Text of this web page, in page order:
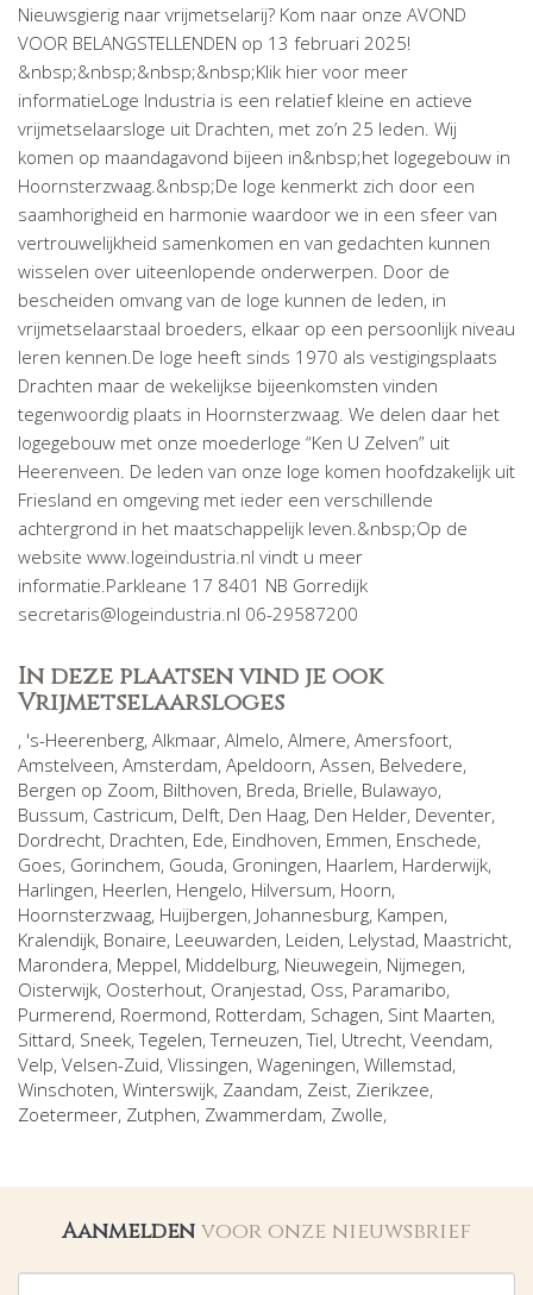
Nieuwsgierig naar vrijmetselarij? Kom naar onze AVOND
VOOR BELANGSTELLENDEN op 13 februari 2025!
&nbsp;&nbsp;&nbsp;&nbsp;Klik hier voor meer
informatieLoge Industria is een relatief kleine en actieve
vrijmetselaarsloge uit Drachten, met zo’n 25 leden. Wij
komen op maandagavond bijeen in&nbsp;het logegebouw in
Hoornsterzwaag.&nbsp;De loge kenmerkt zich door een
saamhorigheid en harmonie waardoor we in een sfeer van
vertrouwelijkheid samenkomen en van gedachten kunnen
wisselen over uiteenlopende onderwerpen. Door de
bescheiden omvang van de loge kunnen de leden, in
vrijmetselaarstaal broeders, elkaar op een persoonlijk niveau
leren kennen.De loge heeft sinds 1970 als vestigingsplaats
Drachten maar de wekelijkse bijeenkomsten vinden
tegenwoordig plaats in Hoornsterzwaag. We delen daar het
logegebouw met onze moederloge “Ken U Zelven” uit
Heerenveen. De leden van onze loge komen hoofdzakelijk uit
Friesland en omgeving met ieder een verschillende
achtergrond in het maatschappelijk leven.&nbsp;Op de
website www.logeindustria.nl vindt u meer
informatie.Parkleane 17 8401 NB Gorredijk
secretaris@logeindustria.nl 06-29587200
In deze plaatsen vind je ook
Vrijmetselaarsloges
, 's-Heerenberg, Alkmaar, Almelo, Almere, Amersfoort,
Amstelveen, Amsterdam, Apeldoorn, Assen, Belvedere,
Bergen op Zoom, Bilthoven, Breda, Brielle, Bulawayo,
Bussum, Castricum, Delft, Den Haag, Den Helder, Deventer,
Dordrecht, Drachten, Ede, Eindhoven, Emmen, Enschede,
Goes, Gorinchem, Gouda, Groningen, Haarlem, Harderwijk,
Harlingen, Heerlen, Hengelo, Hilversum, Hoorn,
Hoornsterzwaag, Huijbergen, Johannesburg, Kampen,
Kralendijk, Bonaire, Leeuwarden, Leiden, Lelystad, Maastricht,
Marondera, Meppel, Middelburg, Nieuwegein, Nijmegen,
Oisterwijk, Oosterhout, Oranjestad, Oss, Paramaribo,
Purmerend, Roermond, Rotterdam, Schagen, Sint Maarten,
Sittard, Sneek,Tegelen,Terneuzen,Tiel, Utrecht, Veendam,
Velp, Velsen-Zuid, Vlissingen, Wageningen, Willemstad,
Winschoten, Winterswijk, Zaandam, Zeist, Zierikzee,
Zoetermeer, Zutphen, Zwammerdam, Zwolle,
Aanmelden voor onze nieuwsbrief
Voornaam